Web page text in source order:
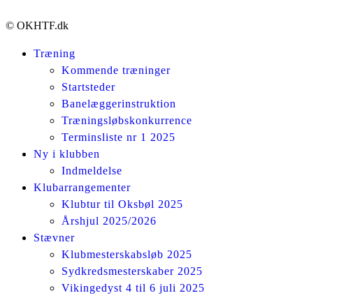
© OKHTF.dk
Træning
Kommende træninger
Startsteder
Banelæggerinstruktion
Træningsløbskonkurrence
Terminsliste nr 1 2025
Ny i klubben
Indmeldelse
Klubarrangementer
Klubtur til Oksbøl 2025
Årshjul 2025/2026
Stævner
Klubmesterskabsløb 2025
Sydkredsmesterskaber 2025
Vikingedyst 4 til 6 juli 2025